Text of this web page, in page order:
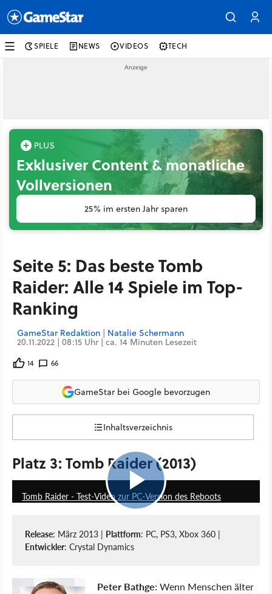
SPIELE NEWS VIDEOS TECH
Exklusiver Content & monatliche
Vollversionen
25% im ersten Jahr sparen
Seite 5: Das beste Tomb
Raider: Alle 14 Spiele im Top-
Ranking
GameStar Redaktion | Natalie Schermann
20.11.2022 | 08:15 Uhr | ca. 14 Minuten Lesezeit
14 66
GameStar bei Google bevorzugen
Inhaltsverzeichnis
Platz 3: Tomb Raider (2013)
Tomb Raider - Test-Video zur PC-Version des Reboots
Release: März 2013 | Plattform: PC, PS3, Xbox 360 |
Entwickler: Crystal Dynamics
Peter Bathge: Wenn Menschen älter